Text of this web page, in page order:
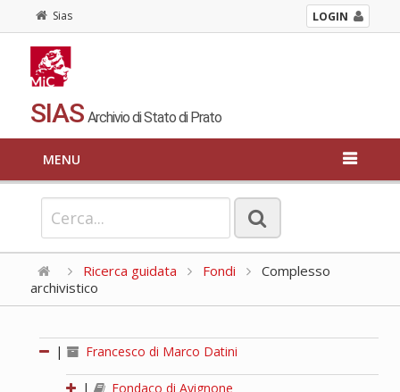
Sias LOGIN
SIAS Archivio di Stato di Prato
MENU
Ricerca guidata Fondi
Complesso
archivistico
| Francesco di Marco Datini
|
Fondaco di Avignone